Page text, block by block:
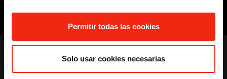
Permitir todas las cookies
Solo usar cookies necesarias
AutogestionableSe incluye un sistema que permite
autogestionar la web, añadir y modificar contenido por ti
Formas de envíoConfiguración de los sistemas de envío
integrados en el flujo de trabajo de envío de productos
digital y físico de la tienda.